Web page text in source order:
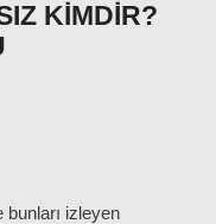
KIMDIR?
bunları izleyen